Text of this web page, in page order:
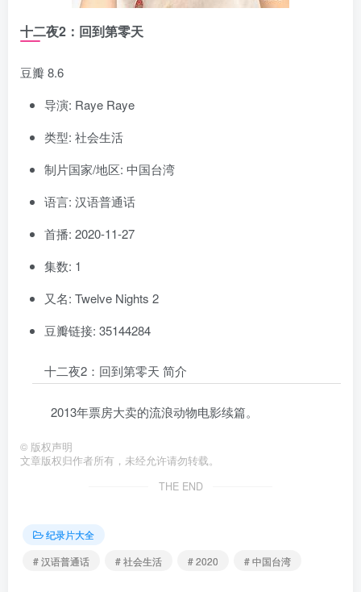
十二夜2：回到第零天
豆瓣 8.6
导演: Raye Raye
类型: 社会生活
制片国家/地区: 中国台湾
语言: 汉语普通话
首播: 2020-11-27
集数: 1
又名: Twelve Nights 2
豆瓣链接: 35144284
十二夜2：回到第零天 简介
2013年票房大卖的流浪动物电影续篇。
© 版权声明
文章版权归作者所有，未经允许请勿转载。
THE END
纪录片大全
# 汉语普通话
# 社会生活 # 2020 # 中国台湾